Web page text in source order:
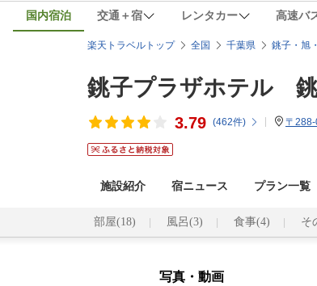
国内宿泊 交通＋宿 レンタカー 高速バ
楽天トラベルトップ 全国 千葉県 銚子・旭
銚子プラザホテル 銚
3.79 (462件) 〒
施設紹介 宿ニュース プラン一覧
部屋(18) 風呂(3) 食事(4) そ
写真・動画